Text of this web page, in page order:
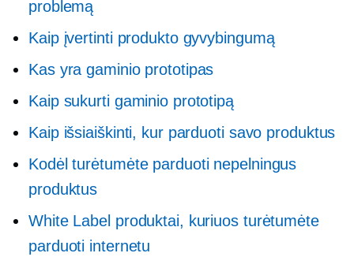
problemą
Kaip įvertinti produkto gyvybingumą
Kas yra gaminio prototipas
Kaip sukurti gaminio prototipą
Kaip išsiaiškinti, kur parduoti savo produktus
Kodėl turėtumėte parduoti nepelningus
produktus
White Label produktai, kuriuos turėtumėte
parduoti internetu